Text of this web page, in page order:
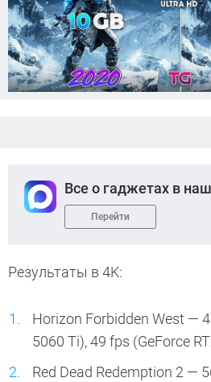
Все о гаджетах в
Перейти
Результаты в 4K:
Horizon Forbidden West —
5060 Ti), 49 fps (GeForce
Red Dead Redemption 2 —